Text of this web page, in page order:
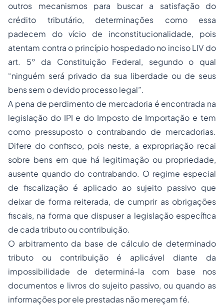
outros mecanismos para buscar a satisfação do
crédito tributário, determinações como essa
padecem do vício de inconstitucionalidade, pois
atentam contra o princípio hospedado no inciso LIV do
art. 5° da Constituição Federal, segundo o qual
“ninguém será privado da sua liberdade ou de seus
bens sem o devidoprocessolegal”.
A pena de perdimento de mercadoria é encontrada na
legislação do IPI e do Imposto de Importação e tem
como pressuposto o contrabando de mercadorias.
Difere do confisco, pois neste, a expropriação recai
sobre bens em que há legitimação ou propriedade,
ausente quando do contrabando. O regime especial
de fiscalização é aplicado ao sujeito passivo que
deixar de forma reiterada, de cumprir as obrigações
fiscais, na forma que dispuser a legislação específica
de cada tributo ou contribuição.
O arbitramento da base de cálculo de determinado
tributo ou contribuição é aplicável diante da
impossibilidade de determiná-la com base nos
documentos e livros do sujeito passivo, ou quando as
informações por ele prestadas não mereçam fé.